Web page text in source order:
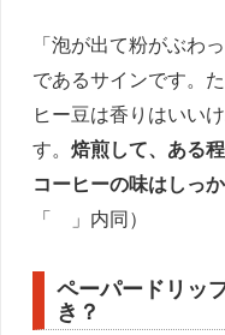
「泡が出て粉がぶわ
であるサインです。
ヒー豆は香りはいい
す。焙煎して、ある
コーヒーの味はしっ
「 」内同）
ペーパードリッ
き？